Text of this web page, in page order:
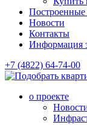
Построенные
Новости
Контакты
Информация
+7 (4822) 64-74-00
о проекте